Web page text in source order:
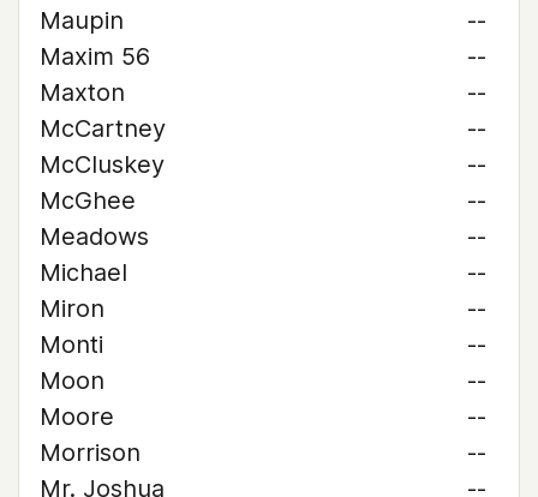
Maupin
--
Maxim 56
--
Maxton
--
McCartney
--
McCluskey
--
McGhee
--
Meadows
--
Michael
--
Miron
--
Monti
--
Moon
--
Moore
--
Morrison
--
Mr. Joshua
--